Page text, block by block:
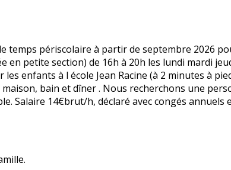
périscolaire à partir de septembre 2026
en petite section) de 16h à 20h les lundi mardi
enfants à l école Jean Racine (à 2 minutes à
bain et dîner . Nous recherchons une
Salaire 14€brut/h, déclaré avec congés annuels